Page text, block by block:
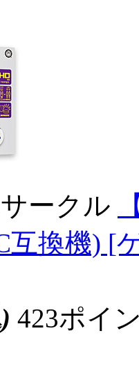
ークル
互換機) [
423ポイ